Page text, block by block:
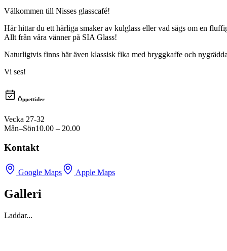
Välkommen till Nisses glasscafé!
Här hittar du ett härliga smaker av kulglass eller vad sägs om en
Allt från våra vänner på SIA Glass!
Naturligtvis finns här även klassisk fika med bryggkaffe och
Vi ses!
Öppettider
Vecka 27-32
Mån–Sön10.00 – 20.00
Kontakt
Google Maps Apple Maps
Galleri
Laddar...